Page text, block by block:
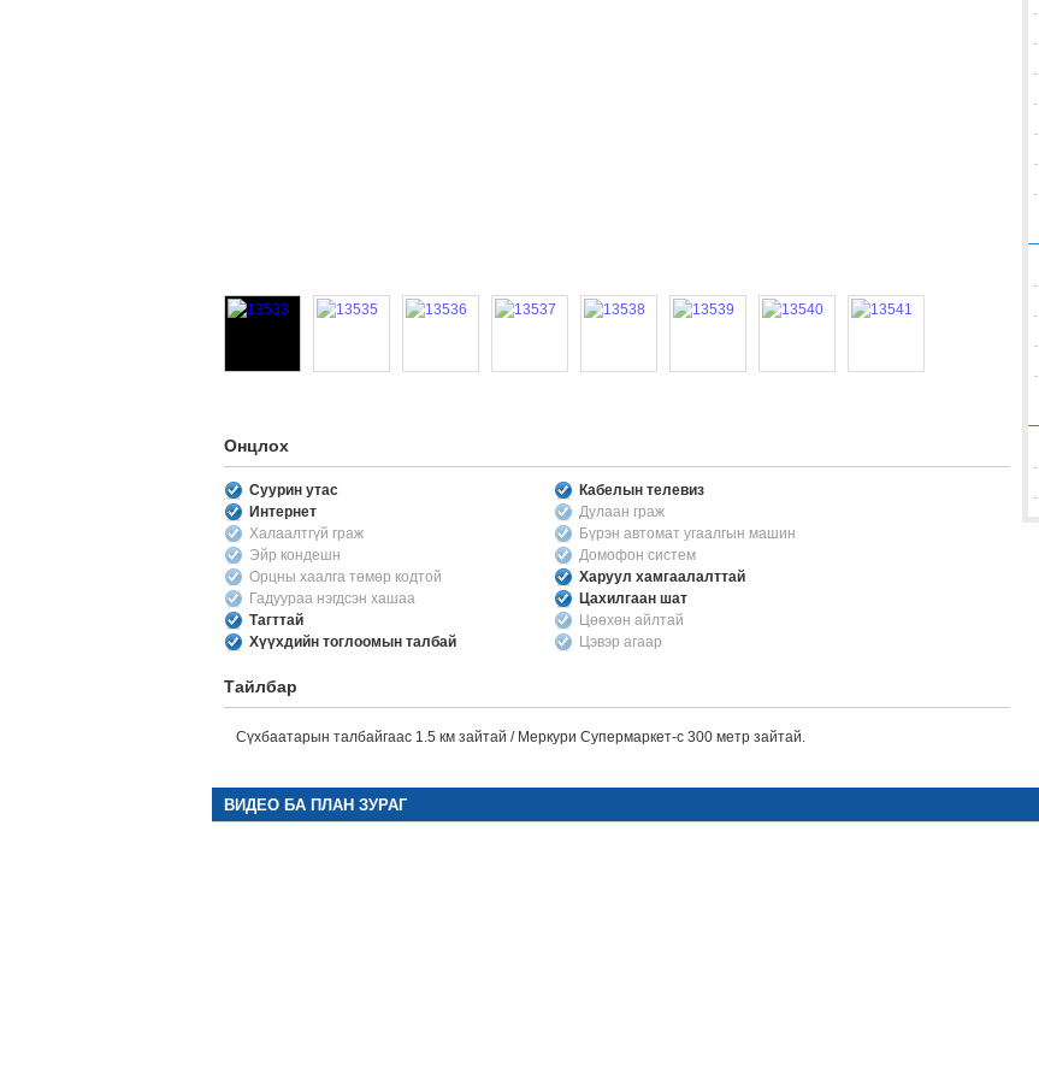
Онцлох
Суурин утас
Кабелын телевиз
Интернет
Дулаан граж
Халаалтгүй граж
Бүрэн автомат угаалгын машин
Эйр кондешн
Домофон систем
Орцны хаалга төмөр кодтой
Харуул хамгаалалттай
Гадуураа нэгдсэн хашаа
Цахилгаан шат
Тагттай
Цөөхөн айлтай
Хүүхдийн тоглоомын талбай
Цэвэр агаар
Тайлбар
Сүхбаатарын талбайгаас 1.5 км зайтай / Меркури Супермаркет-с 300 метр зайтай.
ВИДЕО БА ПЛАН ЗУРАГ